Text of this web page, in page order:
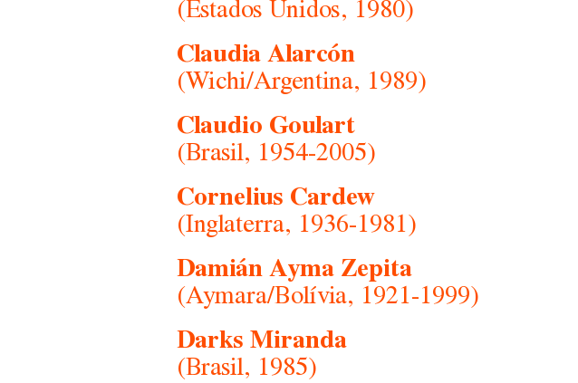
(Estados Unidos, 1980)
Claudia Alarcón
(Wichi/Argentina, 1989)
Claudio Goulart
(Brasil, 1954-2005)
Cornelius Cardew
(Inglaterra, 1936-1981)
Damián Ayma Zepita
(Aymara/Bolívia, 1921-1999)
Darks Miranda
(Brasil, 1985)